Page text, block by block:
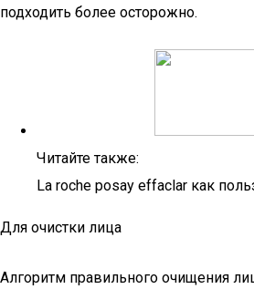
подходить более осторожно.
Читайте также:
La roche posay effaclar как
Для очистки лица
Алгоритм правильного очищения